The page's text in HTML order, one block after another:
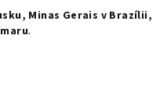
Minas Gerais v Brazílii,
.